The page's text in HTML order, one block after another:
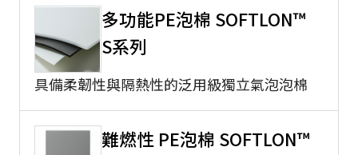
多功能PE泡棉 SOFTLON™
S系列
具備柔韌性與隔熱性的泛用級獨立氣泡泡棉
難燃性 PE泡棉 SOFTLON™